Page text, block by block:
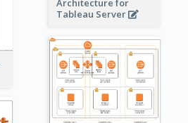
Architecture for
Tableau Server